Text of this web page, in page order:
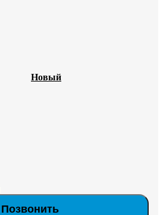
Новый
Позвонить